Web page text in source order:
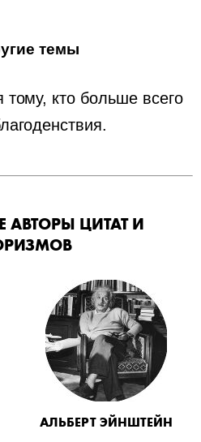
темы
кто больше всего
АВТОРЫ ЦИТАТ И
АЛЬБЕРТ ЭЙНШТЕЙН